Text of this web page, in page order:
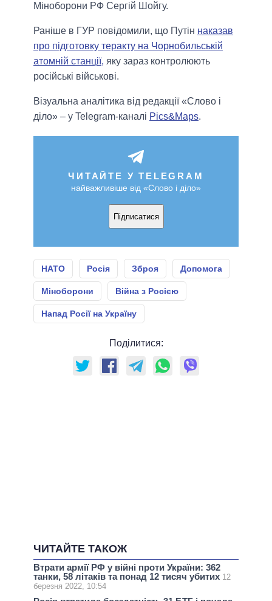
Міноборони РФ Сергій Шойгу.
Раніше в ГУР повідомили, що Путін наказав
про підготовку теракту на Чорнобильській
атомній станції, яку зараз контролюють
російські військові.
Візуальна аналітика від редакції «Слово і
діло» – у Telegram-каналі Pics&Maps.
ЧИТАЙТЕ У TELEGRAM
найважливіше від «Слово і діло»
Підписатися
НАТО Росія Зброя Допомога
Міноборони Війна з Росією
Напад Росії на Україну
Поділитися:
ЧИТАЙТЕ ТАКОЖ
Втрати армії РФ у війні проти України: 362
танки, 58 літаків та понад 12 тисяч убитих 12
березня 2022, 10:54